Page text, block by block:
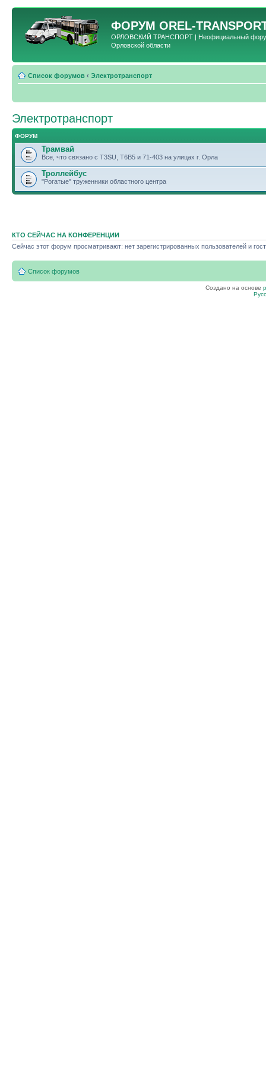
ФОРУМ OREL-
ОРЛОВСКИЙ ТРАНСПОРТ | Неофициальный форум
Орловской области
Список форумов ‹ Электротранспорт
Электротранспорт
ФОРУМ
Трамвай
Все, что связано с T3SU, T6B5 и 71-403 на улицах г. Орла
Троллейбус
"Рогатые" труженники областного центра
КТО СЕЙЧАС НА КОНФЕРЕНЦИИ
Сейчас этот форум просматривают: нет зарегистрированных пользователей и
Список форумов
Создано на основе